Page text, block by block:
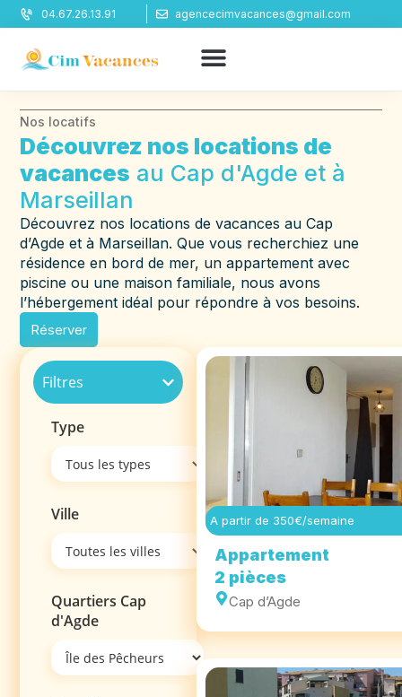
Panneau de gestion des cookies
04.67.26.13.91 agencecimvacances@gmail.com
Nos locatifs
Découvrez nos locations de
vacances au Cap d'Agde et à
Marseillan
Découvrez nos locations de vacances au Cap
d’Agde et à Marseillan. Que vous recherchiez une
résidence en bord de mer, un appartement avec
piscine ou une maison familiale, nous avons
l’hébergement idéal pour répondre à vos besoins.
Réserver
Filtres
Type
Ville
Quartiers Cap
d'Agde
A partir de 350€/semaine
Appartement
2 pièces
Cap d’Agde